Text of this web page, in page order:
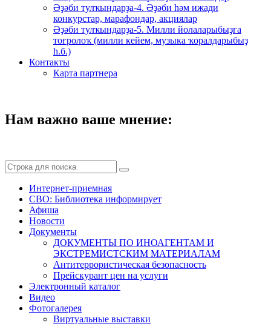
Әҙәби тулҡындарҙа-4. Әҙәби һәм ижади
конкурстар, марафондар, акциялар
Әҙәби тулҡындарҙа-5. Милли йолаларыбыҙға
тоғролоҡ (милли кейем, музыка ҡоралдарыбыҙ
һ.б.)
Контакты
Карта партнера
Нам важно ваше мнение:
Интернет-приемная
СВО: Библиотека информирует
Афиша
Новости
Документы
ДОКУМЕНТЫ ПО ИНОАГЕНТАМ И
ЭКСТРЕМИСТСКИМ МАТЕРИАЛАМ
Антитеррористическая безопасность
Прейскурант цен на услуги
Электронный каталог
Видео
Фотогалерея
Виртуальные выставки